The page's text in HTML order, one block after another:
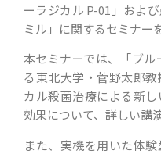
ーラジカル P-01」およ
ミル」に関するセミナー
本セミナーでは、「ブ
る東北大学・菅野太郎
カル殺菌治療による新
効果について、詳しい講
また、実機を用いた体